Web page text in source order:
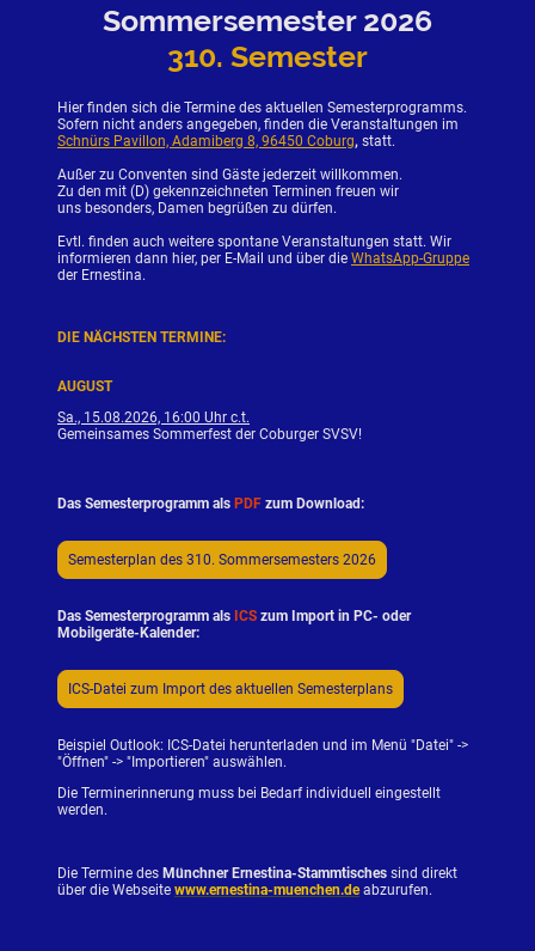
Sommersemester 2026
310. Semester
Hier finden sich die Termine des aktuellen Semesterprogramms.
Sofern nicht anders angegeben, finden die Veranstaltungen im
Schnürs Pavillon, Adamiberg 8, 96450 Coburg, statt.
Außer zu Conventen sind Gäste jederzeit willkommen.
Zu den mit (D) gekennzeichneten Terminen freuen wir
uns besonders, Damen begrüßen zu dürfen.
Evtl. finden auch weitere spontane Veranstaltungen statt. Wir
informieren dann hier, per E-Mail und über die WhatsApp-Gruppe
der Ernestina.
DIE NÄCHSTEN TERMINE:
AUGUST
Sa., 15.08.2026, 16:00 Uhr c.t.
Gemeinsames Sommerfest der Coburger SVSV!
Das Semesterprogramm als PDF zum Download:
Semesterplan des 310. Sommersemesters 2026
Das Semesterprogramm als ICS zum Import in PC- oder
Mobilgeräte-Kalender:
ICS-Datei zum Import des aktuellen Semesterplans
Beispiel Outlook: ICS-Datei herunterladen und im Menü "Datei" ->
"Öffnen" -> "Importieren" auswählen.
Die Terminerinnerung muss bei Bedarf individuell eingestellt
werden.
Die Termine des Münchner Ernestina-Stammtisches sind direkt
über die Webseite www.ernestina-muenchen.de abzurufen.